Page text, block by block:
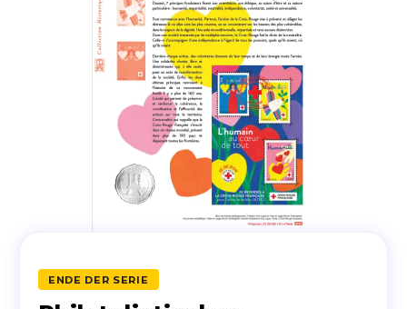
ENDE DER SERIE